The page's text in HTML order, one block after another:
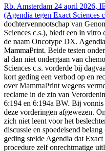
Rb. Amsterdam 24 april 2026,
(Agendia tegen Exact Sciences
dochtervennootschap van
Sciences c.s.), biedt een in
de naam Oncotype DX.
MammaPrint. Beide testen
al dan niet ondergaan van
Sciences c.s. vorderde bij
kort geding een verbod op en
over MammaPrint wegens
reclame in de zin van
6:194 en 6:194a BW. Bij
deze vorderingen afgewezen.
zich niet leent voor het
discussie en spoedeisend
geding stelde Agendia dat
procedure zelf onrechtmatige